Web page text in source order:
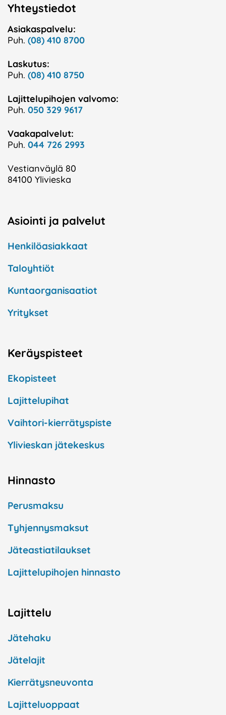
Yhteystiedot
Asiakaspalvelu:
Puh. (08) 410 8700
Laskutus:
Puh. (08) 410 8750
Lajittelupihojen valvomo:
Puh. 050 329 9617
Vaakapalvelut:
Puh. 044 726 2993
Vestianväylä 80
84100 Ylivieska
Asiointi ja palvelut
Henkilöasiakkaat
Taloyhtiöt
Kuntaorganisaatiot
Yritykset
Keräyspisteet
Ekopisteet
Lajittelupihat
Vaihtori-kierrätyspiste
Ylivieskan jätekeskus
Hinnasto
Perusmaksu
Tyhjennysmaksut
Jäteastiatilaukset
Lajittelupihojen hinnasto
Lajittelu
Jätehaku
Jätelajit
Kierrätysneuvonta
Lajitteluoppaat